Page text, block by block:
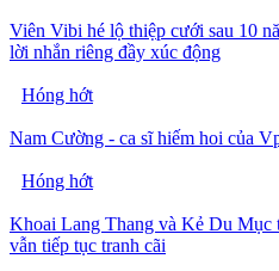
Viên Vibi hé lộ thiệp cưới sau 10
lời nhắn riêng đầy xúc động
Hóng hớt
Nam Cường - ca sĩ hiếm hoi của
Hóng hớt
Khoai Lang Thang và Kẻ Du Mục
vẫn tiếp tục tranh cãi